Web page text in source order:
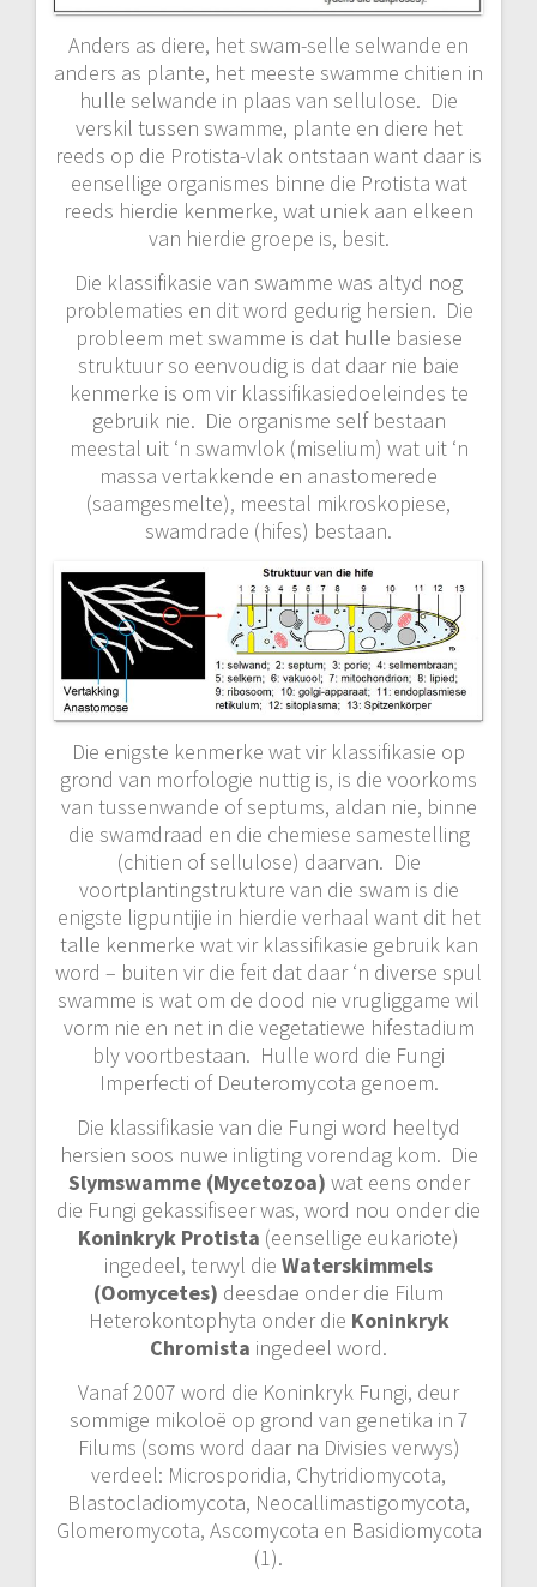
Anders as diere, het swam-selle selwande en
anders as plante, het meeste swamme chitien in
hulle selwande in plaas van sellulose. Die
verskil tussen swamme, plante en diere het
reeds op die Protista-vlak ontstaan want daar is
eensellige organismes binne die Protista wat
reeds hierdie kenmerke, wat uniek aan elkeen
van hierdie groepe is, besit.
Die klassifikasie van swamme was altyd nog
problematies en dit word gedurig hersien. Die
probleem met swamme is dat hulle basiese
struktuur so eenvoudig is dat daar nie baie
kenmerke is om vir klassifikasiedoeleindes te
gebruik nie. Die organisme self bestaan
meestal uit ‘n swamvlok (miselium) wat uit ‘n
massa vertakkende en anastomerede
(saamgesmelte), meestal mikroskopiese,
swamdrade (hifes) bestaan.
Die enigste kenmerke wat vir klassifikasie op
grond van morfologie nuttig is, is die voorkoms
van tussenwande of septums, aldan nie, binne
die swamdraad en die chemiese samestelling
(chitien of sellulose) daarvan. Die
voortplantingstrukture van die swam is die
enigste ligpuntijie in hierdie verhaal want dit het
talle kenmerke wat vir klassifikasie gebruik kan
word – buiten vir die feit dat daar ‘n diverse spul
swamme is wat om de dood nie vrugliggame wil
vorm nie en net in die vegetatiewe hifestadium
bly voortbestaan. Hulle word die Fungi
Imperfecti of Deuteromycota genoem.
Die klassifikasie van die Fungi word heeltyd
hersien soos nuwe inligting vorendag kom. Die
Slymswamme (Mycetozoa) wat eens onder
die Fungi gekassifiseer was, word nou onder die
Koninkryk Protista (eensellige eukariote)
ingedeel, terwyl die Waterskimmels
(Oomycetes) deesdae onder die Filum
Heterokontophyta onder die Koninkryk
Chromista ingedeel word.
Vanaf 2007 word die Koninkryk Fungi, deur
sommige mikoloë op grond van genetika in 7
Filums (soms word daar na Divisies verwys)
verdeel: Microsporidia, Chytridiomycota,
Blastocladiomycota, Neocallimastigomycota,
Glomeromycota, Ascomycota en Basidiomycota
(1).